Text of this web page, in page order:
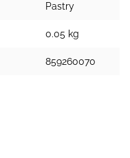
Pastry
0.05 kg
859260070